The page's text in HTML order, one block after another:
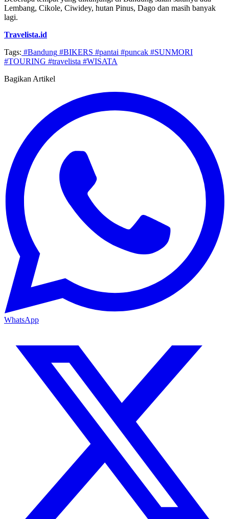
Lembang, Cikole, Ciwidey, hutan Pinus, Dago dan masih banyak
lagi.
Travelista.id
Tags: #Bandung #BIKERS #pantai #puncak #SUNMORI
#TOURING #travelista #WISATA
Bagikan Artikel
WhatsApp